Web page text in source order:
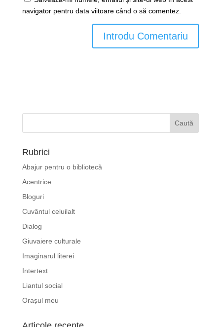
navigator pentru data viitoare când o să comentez.
Rubrici
Abajur pentru o bibliotecă
Acentrice
Bloguri
Cuvântul celuilalt
Dialog
Giuvaiere culturale
Imaginarul literei
Intertext
Liantul social
Orașul meu